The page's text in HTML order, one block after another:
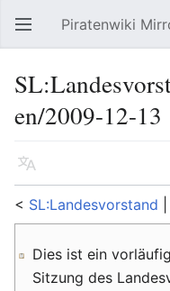
Hauptmenü öffnen Piratenwiki
en/2009-12-13
Sprache
< SL:Landesvorstand
Dies ist ein
Sitzung des